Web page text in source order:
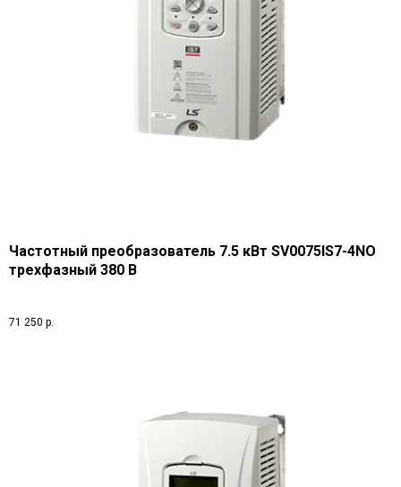
Частотный преобразователь 7.5 кВт SV0075IS7-4NO
трехфазный 380 В
71 250 р.